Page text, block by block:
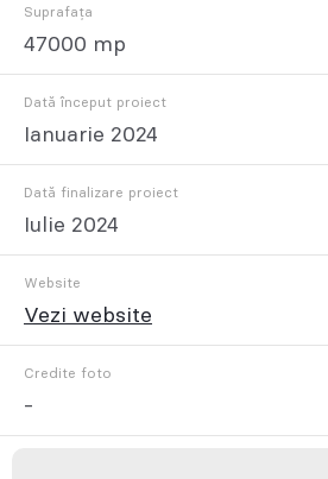
Suprafața
47000 mp
Dată început proiect
Ianuarie 2024
Dată finalizare proiect
Iulie 2024
Website
Vezi website
Credite foto
-